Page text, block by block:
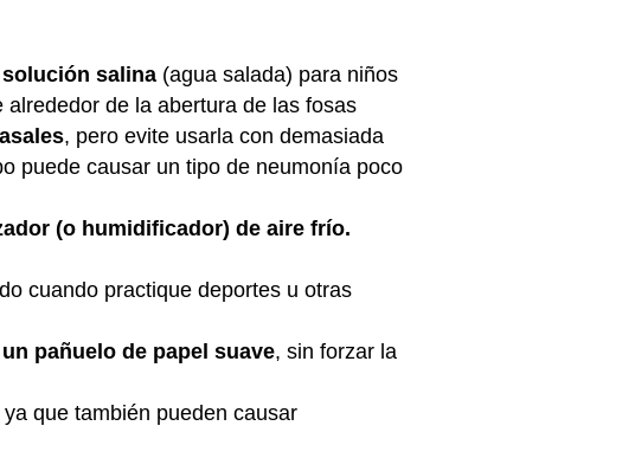
salina (agua salada) para niños
alrededor de la abertura de las fosas
, pero evite usarla con demasiada
puede causar un tipo de neumonía poco
(o humidificador) de aire frío.
cuando practique deportes u otras
pañuelo de papel suave, sin forzar la
ya que también pueden causar